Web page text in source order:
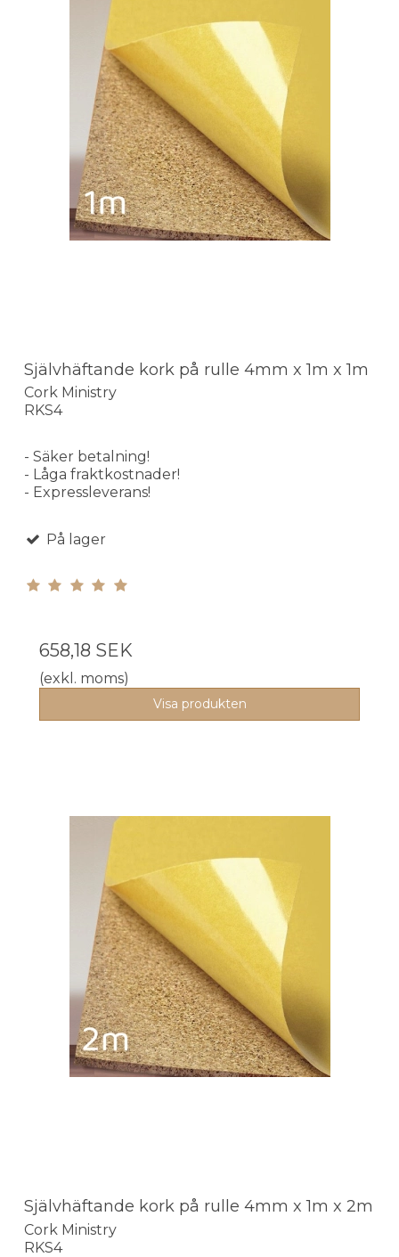
Självhäftande kork på rulle 4mm x 1m x 1m
Cork Ministry
RKS4
- Säker betalning!
- Låga fraktkostnader!
- Expressleverans!
På lager
658,18 SEK
(exkl. moms)
Visa produkten
Självhäftande kork på rulle 4mm x 1m x 2m
Cork Ministry
RKS4